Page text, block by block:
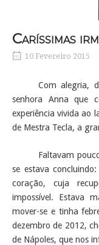
Caríssimas
10 Fevereiro 2015
Com alegria,
senhora Anna que
experiência vivida ao
de Mestra Tecla, a
Faltavam
se estava
coração, cuja
impossível. Estava
mover-se e tinha
dezembro de 2012,
de Nápoles, que nos